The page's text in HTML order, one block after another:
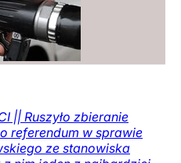
|| Ruszyło zbieranie
referendum w sprawie
ze stanowiska